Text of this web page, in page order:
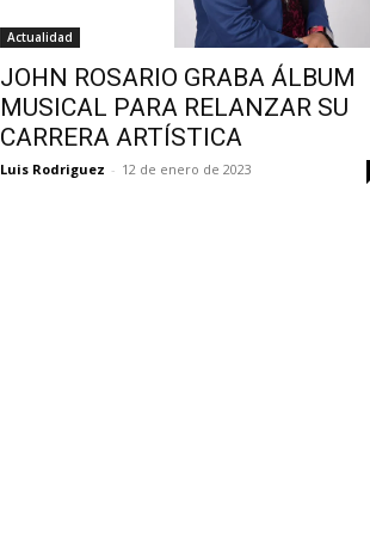
Actualidad
JOHN ROSARIO GRABA ÁLBUM
MUSICAL PARA RELANZAR SU
CARRERA ARTÍSTICA
Luis Rodriguez - 12 de enero de 2023